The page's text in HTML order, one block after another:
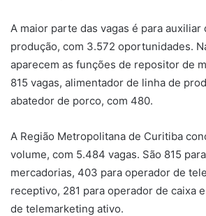
A maior parte das vagas é para auxiliar
produção, com 3.572 oportunidades.
aparecem as funções de repositor de
815 vagas, alimentador de linha de
abatedor de porco, com 480.
A Região Metropolitana de Curitiba
volume, com 5.484 vagas. São 815
mercadorias, 403 para operador de
receptivo, 281 para operador de caixa
de telemarketing ativo.